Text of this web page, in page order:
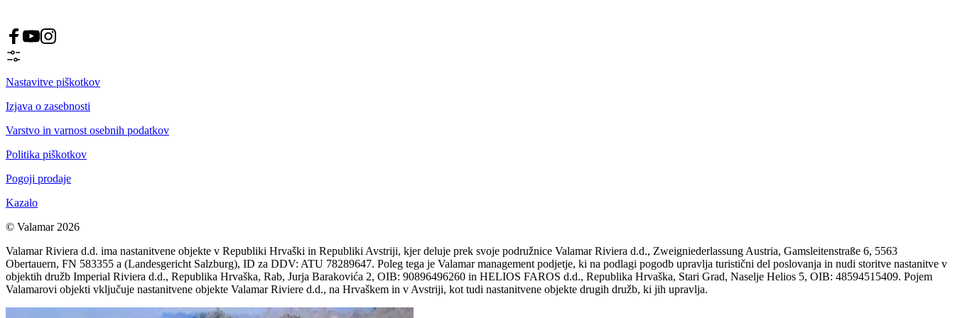
Nastavitve piškotkov
Izjava o zasebnosti
Varstvo in varnost osebnih podatkov
Politika piškotkov
Pogoji prodaje
Kazalo
© Valamar 2026
Valamar Riviera d.d. ima nastanitvene objekte v Republiki Hrvaški in Republiki Avstriji, kjer deluje prek svoje podružnice Valamar Riviera d.d., Zweigniederlassung Austria, Gamsleitenstraße 6, 5563
Obertauern, FN 583355 a (Landesgericht Salzburg), ID za DDV: ATU 78289647. Poleg tega je Valamar management podjetje, ki na podlagi pogodb upravlja turistični del poslovanja in nudi storitve nastanitve v
objektih družb Imperial Riviera d.d., Republika Hrvaška, Rab, Jurja Barakovića 2, OIB: 90896496260 in HELIOS FAROS d.d., Republika Hrvaška, Stari Grad, Naselje Helios 5, OIB: 48594515409. Pojem
Valamarovi objekti vključuje nastanitvene objekte Valamar Riviere d.d., na Hrvaškem in v Avstriji, kot tudi nastanitvene objekte drugih družb, ki jih upravlja.